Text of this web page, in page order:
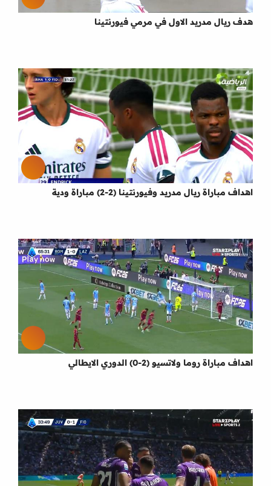
هدف ريال مدريد الاول في مرمي فيورنتينا
اهداف مباراة ريال مدريد وفيورنتينا (2-2) مباراة ودية
اهداف مباراة روما ولاتسيو (2-0) الدوري الايطالي